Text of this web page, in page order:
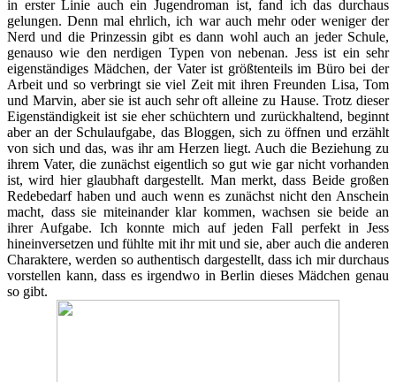
in erster Linie auch ein Jugendroman ist, fand ich das durchaus
gelungen. Denn mal ehrlich, ich war auch mehr oder weniger der
Nerd und die Prinzessin gibt es dann wohl auch an jeder Schule,
genauso wie den nerdigen Typen von nebenan. Jess ist ein sehr
eigenständiges Mädchen, der Vater ist größtenteils im Büro bei der
Arbeit und so verbringt sie viel Zeit mit ihren Freunden Lisa, Tom
und Marvin, aber sie ist auch sehr oft alleine zu Hause. Trotz dieser
Eigenständigkeit ist sie eher schüchtern und zurückhaltend, beginnt
aber an der Schulaufgabe, das Bloggen, sich zu öffnen und erzählt
von sich und das, was ihr am Herzen liegt. Auch die Beziehung zu
ihrem Vater, die zunächst eigentlich so gut wie gar nicht vorhanden
ist, wird hier glaubhaft dargestellt. Man merkt, dass Beide großen
Redebedarf haben und auch wenn es zunächst nicht den Anschein
macht, dass sie miteinander klar kommen, wachsen sie beide an
ihrer Aufgabe. Ich konnte mich auf jeden Fall perfekt in Jess
hineinversetzen und fühlte mit ihr mit und sie, aber auch die anderen
Charaktere, werden so authentisch dargestellt, dass ich mir durchaus
vorstellen kann, dass es irgendwo in Berlin dieses Mädchen genau
so gibt.